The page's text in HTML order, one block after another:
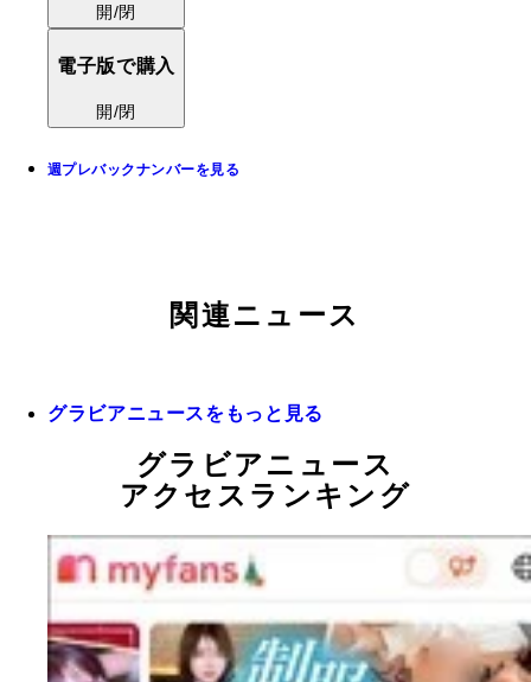
開/閉
電子版で購入
開/閉
週プレバックナンバーを見る
関連ニュース
グラビアニュースをもっと見る
グラビアニュース
アクセスランキング